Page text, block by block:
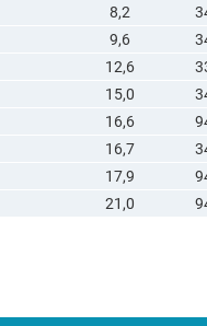
8,2
9,6
12,6
15,0
16,6
16,7
17,9
21,0